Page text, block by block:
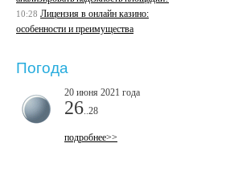
10:28 Лицензия в онлайн казино:
особенности и преимущества
Погода
20 июня 2021 года
26 ..28
подробнее>>